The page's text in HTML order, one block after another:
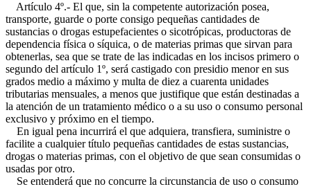
Artículo 4º.- El que, sin la competente autorización posea,
transporte, guarde o porte consigo pequeñas cantidades de
sustancias o drogas estupefacientes o sicotrópicas, productoras de
dependencia física o síquica, o de materias primas que sirvan para
obtenerlas, sea que se trate de las indicadas en los incisos primero o
segundo del artículo 1º, será castigado con presidio menor en sus
grados medio a máximo y multa de diez a cuarenta unidades
tributarias mensuales, a menos que justifique que están destinadas a
la atención de un tratamiento médico o a su uso o consumo personal
exclusivo y próximo en el tiempo.
En igual pena incurrirá el que adquiera, transfiera, suministre o
facilite a cualquier título pequeñas cantidades de estas sustancias,
drogas o materias primas, con el objetivo de que sean consumidas o
usadas por otro.
Se entenderá que no concurre la circunstancia de uso o consumo